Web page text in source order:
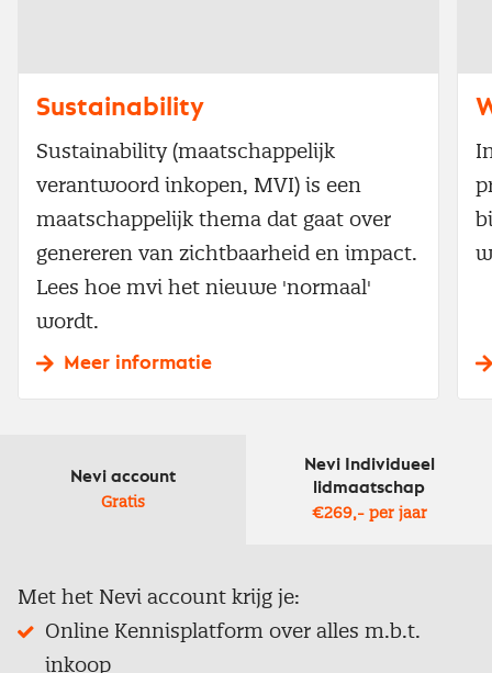
Sustainability
Sustainability (maatschappelijk
verantwoord inkopen, MVI) is een
maatschappelijk thema dat gaat over
genereren van zichtbaarheid en impact.
Lees hoe mvi het nieuwe 'normaal'
wordt.
Meer informatie
Nevi account
Gratis
Nevi Individueel
lidmaatschap
€269,- per jaar
Met het Nevi account krijg je:
Online Kennisplatform over alles m.b.t.
inkoop